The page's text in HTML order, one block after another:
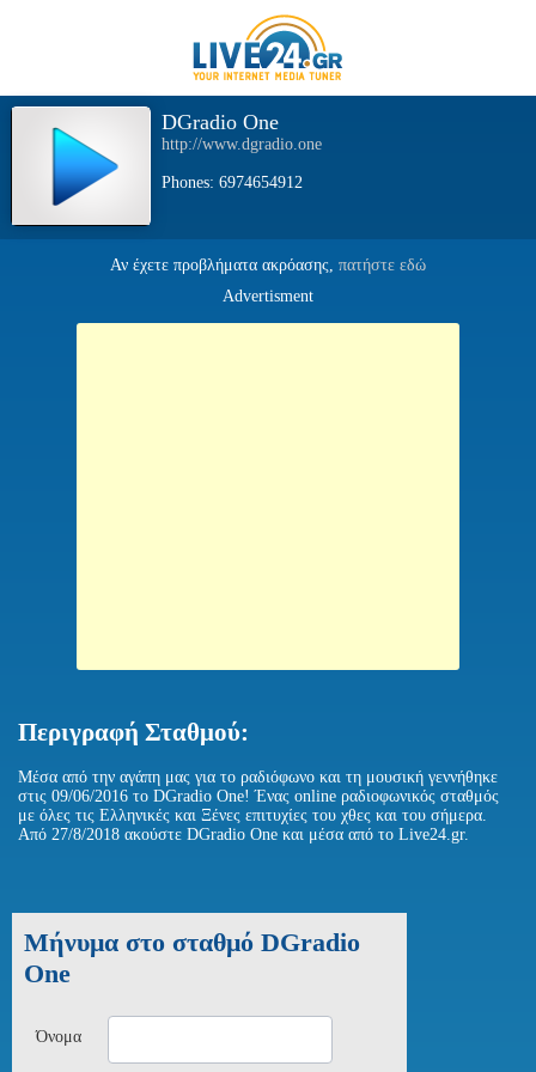
DGradio One
http://www.dgradio.one
Phones: 6974654912
Αν έχετε προβλήματα ακρόασης, πατήστε εδώ
Advertisment
Περιγραφή Σταθμού:
Μέσα από την αγάπη μας για το ραδιόφωνο και τη μουσική γεννήθηκε
στις 09/06/2016 το DGradio One! Ένας online ραδιοφωνικός σταθμός
με όλες τις Ελληνικές και Ξένες επιτυχίες του χθες και του σήμερα.
Aπό 27/8/2018 ακούστε DGradio One και μέσα από το Live24.gr.
Μήνυμα στο σταθμό DGradio
One
Όνομα